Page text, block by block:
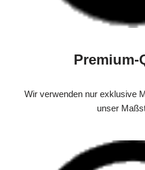
Premium-
Wir verwenden nur exklusive
unser